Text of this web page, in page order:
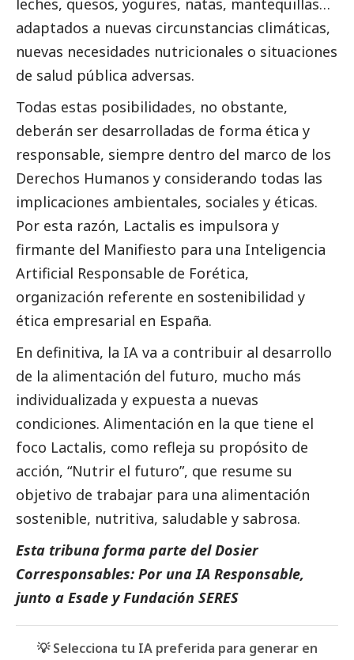
leches, quesos, yogures, natas, mantequillas…
adaptados a nuevas circunstancias climáticas,
nuevas necesidades nutricionales o situaciones
de salud pública adversas.
Todas estas posibilidades, no obstante,
deberán ser desarrolladas de forma ética y
responsable, siempre dentro del marco de los
Derechos Humanos y considerando todas las
implicaciones ambientales, sociales y éticas.
Por esta razón, Lactalis es impulsora y
firmante del Manifiesto para una Inteligencia
Artificial Responsable de Forética,
organización referente en sostenibilidad y
ética empresarial en España.
En definitiva, la IA va a contribuir al desarrollo
de la alimentación del futuro, mucho más
individualizada y expuesta a nuevas
condiciones. Alimentación en la que tiene el
foco Lactalis, como refleja su propósito de
acción, “Nutrir el futuro”, que resume su
objetivo de trabajar para una alimentación
sostenible, nutritiva, saludable y sabrosa.
Esta tribuna forma parte delDosier
Corresponsables: Por una IA Responsable,
junto a Esade y Fundación SERES
💡 Selecciona tu IA preferida para generar en